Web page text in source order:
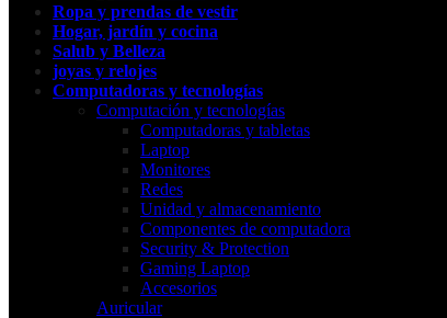
Ropa y prendas de vestir
Hogar, jardín y cocina
Salub y Belleza
joyas y relojes
Computadoras y tecnologías
Computación y tecnologías
Computadoras y tabletas
Laptop
Monitores
Redes
Unidad y almacenamiento
Componentes de computadora
Security & Protection
Gaming Laptop
Accesorios
Auricular